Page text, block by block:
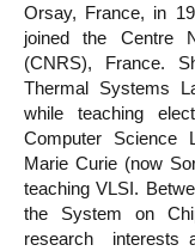
Orsay, France, in
joined the Centre
(CNRS), France.
Thermal Systems
while teaching
Computer Science
Marie Curie (now
teaching VLSI.
the System on
research interests